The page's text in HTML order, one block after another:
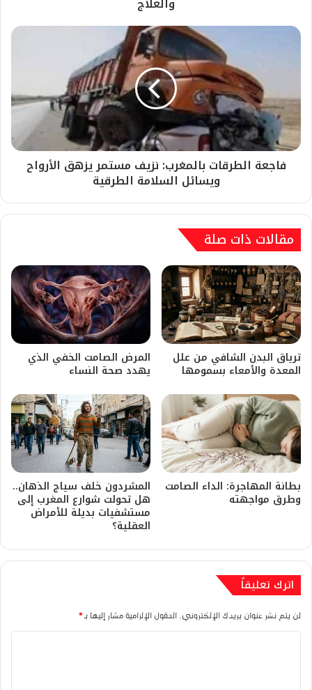
فاجعة الطرقات بالمغرب: نزيف مستمر يزهق الأرواح
ويسائل السلامة الطرقية
مقالات ذات صلة
​ترياق البدن الشافي من علل
المعدة والأمعاء بسمومها
المرض الصامت الخفي الذي
يهدد صحة النساء
بطانة المهاجرة: الداء الصامت
وطرق مواجهته
​المشردون خلف سياج الذهان..
هل تحولت شوارع المغرب إلى
مستشفيات بديلة للأمراض
العقلية؟
اترك تعليقاً
لن يتم نشر عنوان بريدك الإلكتروني. الحقول الإلزامية مشار إليها بـ*